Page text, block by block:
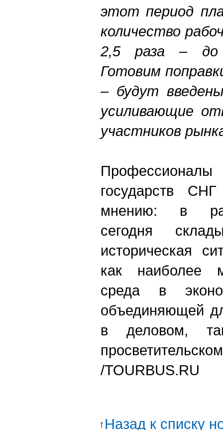
этот период
количество
2,5 раза – до
Готовим
– будут
усиливающие
участников
Профессионалы
государств
мнению: в
сегодня
историческая
как наиболее
среда в
объединяющей
в деловом,
/TOURBUS.RU
Назад к списку